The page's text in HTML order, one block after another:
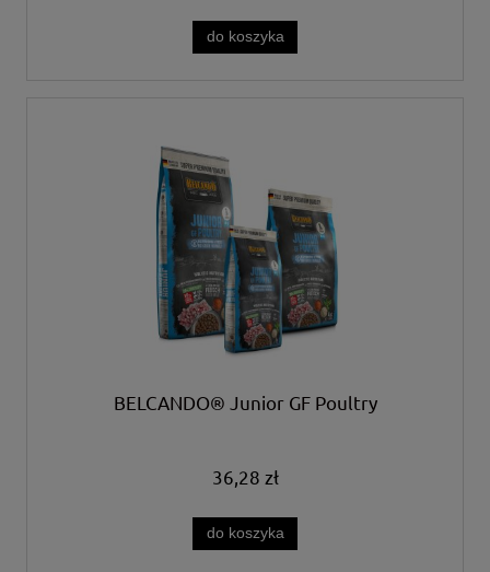
do koszyka
BELCANDO® Junior GF Poultry
36,28 zł
do koszyka